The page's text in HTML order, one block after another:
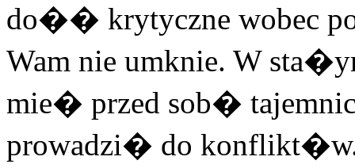
do�� krytyczne wobec
Wam nie umknie. W
mie� przed sob�
prowadzi� do konflikt�w.